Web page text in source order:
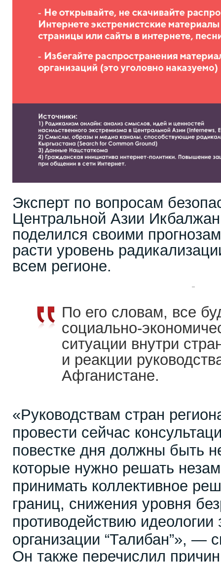
Эксперт по вопросам
Центральной Азии
поделился своими
расти уровень
всем регионе.
По его словам, все
социально-
ситуации внутри
и реакции
Афганистане.
«Руководствам стран
провести сейчас
повестке дня должны быть
которые нужно решать
принимать коллективное
границ, снижения уровня
противодействию
организации “Талибан”», —
Он также перечислил